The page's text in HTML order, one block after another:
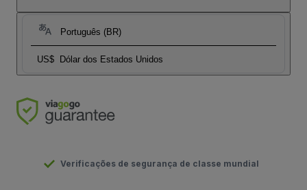
Português (BR)
US$ Dólar dos Estados Unidos
Verificações de segurança de classe mundial